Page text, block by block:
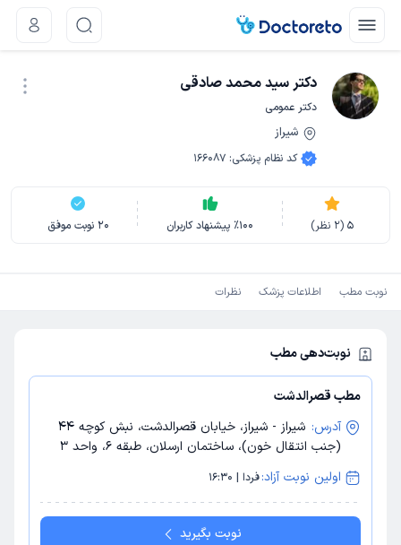
دکتر سید محمد صادقی
دکتر عمومی
شیراز
کد نظام پزشکی:
166087
5
(
2 نظر) ٪100 پیشنهاد کاربران 20 نوبت موفق
نوبت مطب اطلاعات پزشک نظرات
نوبت‌دهی مطب
مطب قصرالدشت
آدرس:
شیراز - شیراز، خیابان قصرالدشت، نبش کوچه 44
(جنب انتقال خون)، ساختمان ارسلان، طبقه 6، واحد 3
اولین نوبت آزاد:فردا | 16:30
نوبت بگیرید